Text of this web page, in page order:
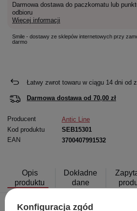
Darmowa dostawa do paczkomatu lub
odbioru
Więcej informacji
Smile - dostawy ze sklepów internetowych przy
darmo
Łatwy zwrot towaru w ciągu 14 dni od
Darmowa dostawa od 70,00 zł
Producent
Antic Line
Kod produktu
SEB15301
EAN
3700407991532
Opis
produktu
Dokładne
dane
Konfiguracja zgód